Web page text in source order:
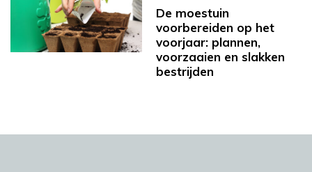
De moestuin
voorbereiden op het
voorjaar: plannen,
voorzaaien en slakken
bestrijden